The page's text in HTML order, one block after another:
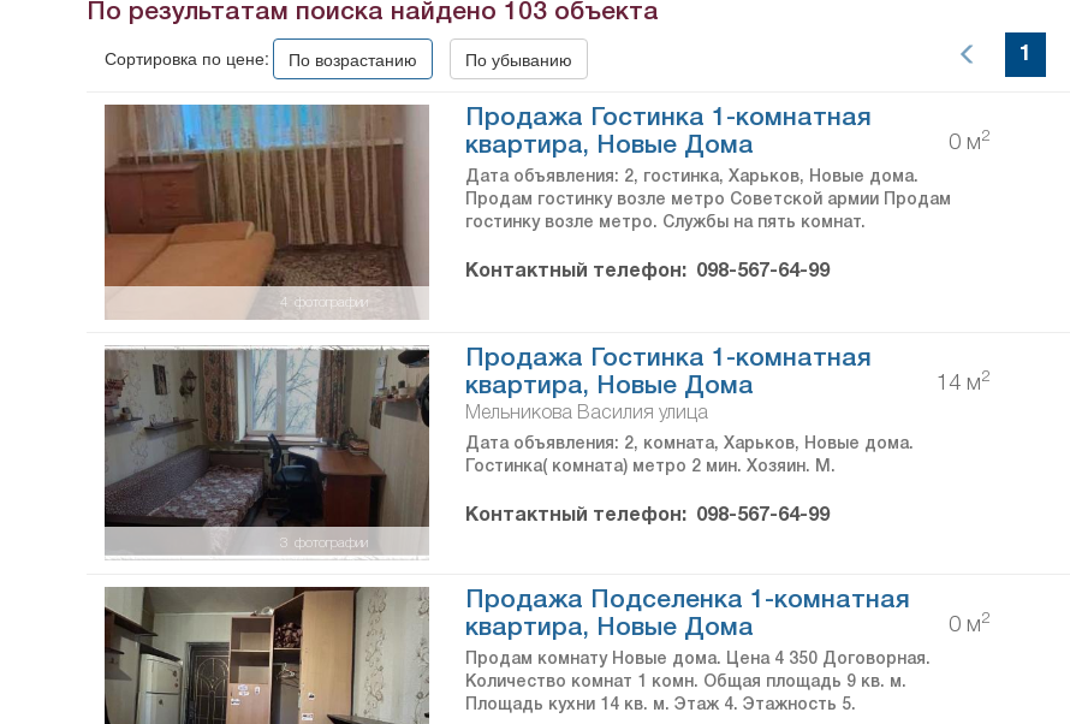
По результатам поиска найдено 103 объекта
Сортировка по цене: По возрастанию По убыванию 1
фотографии
4
Продажа Гостинка 1-комнатная
квартира, Новые Дома
0 м2
Дата объявления: 2, гостинка, Харьков, Новые дома.
Продам гостинку возле метро Советской армии Продам
гостинку возле метро. Службы на пять комнат.
Контактный телефон: 098-567-64-99
фотографии
3
Продажа Гостинка 1-комнатная
квартира, Новые Дома
14 м2
Мельникова Василия улица
Дата объявления: 2, комната, Харьков, Новые дома.
Гостинка( комната) метро 2 мин. Хозяин. М.
Контактный телефон: 098-567-64-99
Продажа Подселенка 1-комнатная
квартира, Новые Дома
0 м2
Продам комнату Новые дома. Цена 4 350 Договорная.
Количество комнат 1 комн. Общая площадь 9 кв. м.
Площадь кухни 14 кв. м. Этаж 4. Этажность 5.